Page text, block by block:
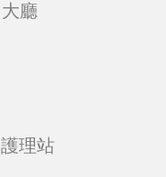
大廳
護理站